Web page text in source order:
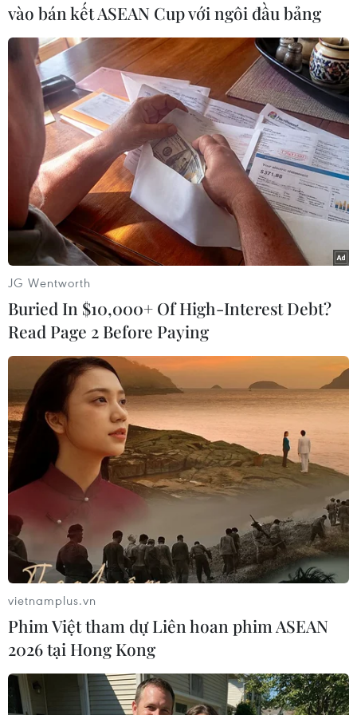
viên hàng đầu của Triều Tiên đến Trung Quốc
và Liên hợp quốc đã trở lại Bình Nhưỡng vào
thứ Bảy 18/1, làm dấy lên suy đoán rằng Triều
Tiên có thể xem xét lại chiến lược đàm phán hạt
nhân với Mỹ./.
(Vietnam+)
#Triều Tiên #Bộ trưởng Ngoại giao
#Ri Yong-ho
#Ri Son-gwon
#Cải tổ Triều Tiên
Theo dõi VietnamPlus
TIN LIÊN QUAN
vào bán kết ASEAN Cup với ngôi đầu bảng
JG Wentworth
Buried In $10,000+ Of High-Interest Debt?
Read Page 2 Before Paying
vietnamplus.vn
Phim Việt tham dự Liên hoan phim ASEAN
2026 tại Hong Kong